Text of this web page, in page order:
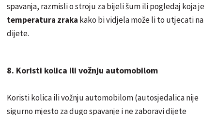
spavanja, razmisli o stroju za bijeli šum ili pogledaj koja je
temperatura zraka kako bi vidjela može li to utjecati na
dijete.
8. Koristi kolica ili vožnju automobilom
Koristi kolica ili vožnju automobilom (autosjedalica nije
sigurno mjesto za dugo spavanje i ne zaboravi dijete